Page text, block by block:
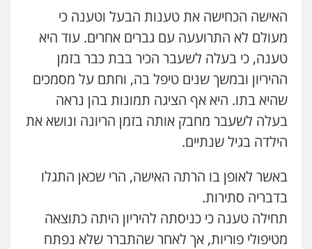
עו"ד רויטל סבג שקד
פלילי פשיעה חמורה אמצעי לחימה
אלימות עורכי דין לענייני אסירים
0528615306
דוד בוחבוט – משרד עו"ד
פלילי פשיעה חמורה
עו"ד בן ממן
חקירות ומעצרים
ניהול משברים פליליים
0506355388
האישה הכחישה את טענות הבעל וטענה כי
מעולם לא התרועעה עם גברים אחרים. עוד היא
טענה, כי בעלה לשעבר הכיר בבת כבר בזמן
ההיריון ובמשך שנים טיפל בה, וחתם על מסמכים
שהיא בתו. היא אף הציגה תמונות בהן נראה
בעלה לשעבר מחבק אותה בזמן הריונה ונושא את
הילדה בגיל שנתיים.
באשר לאופן בו הרתה האישה, הרי שכאן התגלו
בדבריה סתירות.
תחילה טענה כי כניסתה להיריון היתה כתוצאה
מטיפולי פוריות, אך לאחר שהתברר שלא נפתח